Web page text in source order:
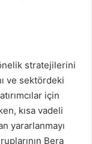
stratejilerini
ve sektördeki
için
kısa vadeli
yararlanmayı
Bera